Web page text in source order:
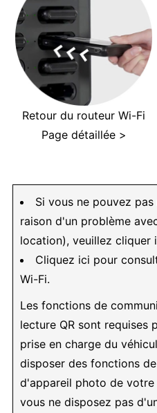
Retour du routeur Wi-Fi
Page détaillée >
Si vous ne pouvez
raison d'un problème
location), veuillez cliquer
Cliquez ici pour
Wi-Fi.
Les fonctions de
lecture QR sont requises
prise en charge du
disposer des fonctions
d'appareil photo de
vous ne disposez pas